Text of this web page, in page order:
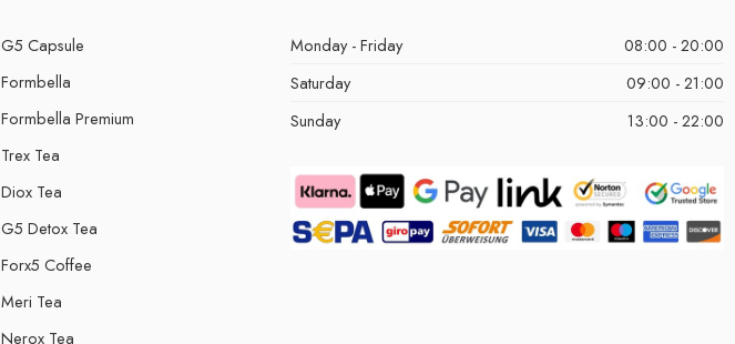
G5 Capsule
Formbella
Formbella Premium
Trex Tea
Diox Tea
G5 Detox Tea
Forx5 Coffee
Meri Tea
Nerox Tea
Monday - Friday
08:00 - 20:00
Saturday
09:00 - 21:00
Sunday
13:00 - 22:00